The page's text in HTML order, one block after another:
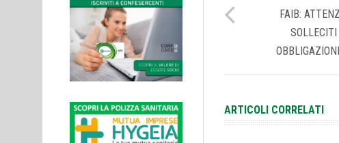
FAIB:
ARTICOLI CORRELATI